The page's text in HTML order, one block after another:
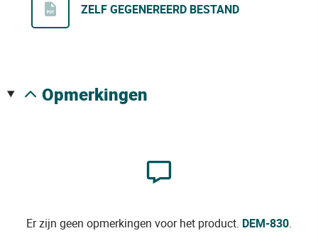
ZELF GEGENEREERD BESTAND
opmerkingen
Er zijn geen opmerkingen voor het product. DEM-830.